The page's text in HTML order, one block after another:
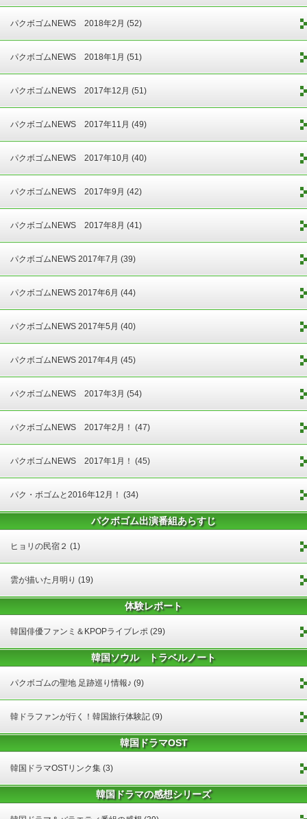
パクボゴムNEWS 2018年2月 (52)
パクボゴムNEWS 2018年1月 (51)
パクボゴムNEWS 2017年12月 (51)
パクボゴムNEWS 2017年11月 (49)
パクボゴムNEWS 2017年10月 (40)
パクボゴムNEWS 2017年9月 (42)
パクボゴムNEWS 2017年8月 (41)
パクボゴムNEWS 2017年7月 (39)
パクボゴムNEWS 2017年6月 (44)
パクボゴムNEWS 2017年5月 (40)
パクボゴムNEWS 2017年4月 (45)
パクボゴムNEWS 2017年3月 (54)
パクボゴムNEWS 2017年2月！ (47)
パクボゴムNEWS 2017年1月！ (45)
パク・ボゴムと2016年12月！ (34)
パクボゴム出演番組あらすじ
ヒョリの民宿２ (1)
雲が描いた月明り (19)
体験レポート
韓国俳優ファンミ＆KPOPライブレポ (29)
韓国ソウル トラベルノート
パクボゴムの聖地 足跡巡り情報♪ (9)
韓ドラファンが行く！韓国旅行体験記 (9)
韓国ドラマOST
韓国ドラマOSTリンク集 (3)
韓国ドラマの感想シリーズ